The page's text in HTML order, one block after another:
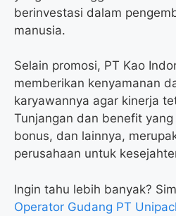
berinvestasi dalam
manusia.
Selain promosi, PT Kao
memberikan kenyamanan
karyawannya agar kinerja
Tunjangan dan benefit
bonus, dan lainnya,
perusahaan untuk
Ingin tahu lebih banyak?
Operator Gudang PT